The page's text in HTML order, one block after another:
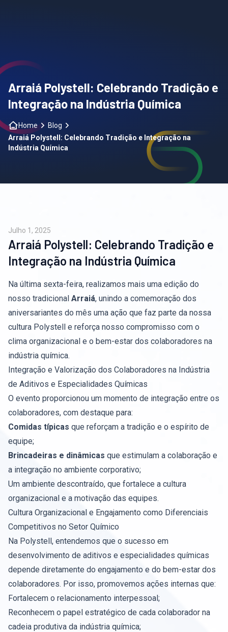
Segmentos
PT|EN|ES
Arraiá Polystell: Celebrando Tradição e
Integração na Indústria Química
Home
Blog
Arraiá Polystell: Celebrando Tradição e Integração na
Indústria Química
Julho 1, 2025
Arraiá Polystell: Celebrando Tradição e
Integração na Indústria Química
Na última sexta-feira, realizamos mais uma edição do
nosso tradicional Arraiá, unindo a comemoração dos
aniversariantes do mês uma ação que faz parte da nossa
cultura Polystell e reforça nosso compromisso com o
clima organizacional e o bem-estar dos colaboradores na
indústria química.
Integração e Valorização dos Colaboradores na Indústria
de Aditivos e Especialidades Químicas
O evento proporcionou um momento de integração entre os
colaboradores, com destaque para:
Comidas típicas que reforçam a tradição e o espírito de
equipe;
Brincadeiras e dinâmicas que estimulam a colaboração e
a integração no ambiente corporativo;
Um ambiente descontraído, que fortalece a cultura
organizacional e a motivação das equipes.
Cultura Organizacional e Engajamento como Diferenciais
Competitivos no Setor Químico
Na Polystell, entendemos que o sucesso em
desenvolvimento de aditivos e especialidades químicas
depende diretamente do engajamento e do bem-estar dos
colaboradores. Por isso, promovemos ações internas que:
Fortalecem o relacionamento interpessoal;
Reconhecem o papel estratégico de cada colaborador na
cadeia produtiva da indústria química;